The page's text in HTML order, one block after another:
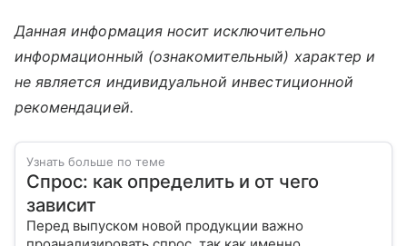
Данная информация носит исключительно
информационный (ознакомительный) характер и
не является индивидуальной инвестиционной
рекомендацией.
Узнать больше по теме
Спрос: как определить и от чего
зависит
Перед выпуском новой продукции важно